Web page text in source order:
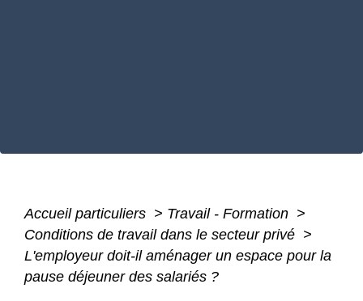
Accueil particuliers > Travail - Formation >
Conditions de travail dans le secteur privé >
L'employeur doit-il aménager un espace pour la
pause déjeuner des salariés ?